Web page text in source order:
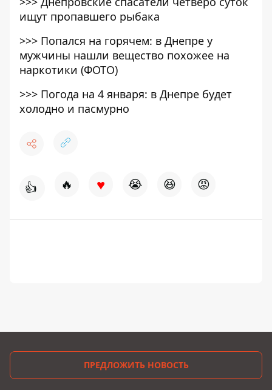
ищут пропавшего рыбака
>>> Попался на горячем: в Днепре у
мужчины нашли вещество похожее на
наркотики (ФОТО)
>>> Погода на 4 января: в Днепре будет
холодно и пасмурно
👍 🔥 ♥ 😭 😆 😡
ПРЕДЛОЖИТЬ НОВОСТЬ